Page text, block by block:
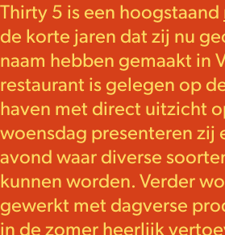
Thirty 5 is een hoogstaand
de korte jaren dat zij nu
naam hebben gemaakt in
restaurant is gelegen op
haven met direct uitzicht
woensdag presenteren zij
avond waar diverse
kunnen worden. Verder
gewerkt met dagverse
in de zomer heerlijk